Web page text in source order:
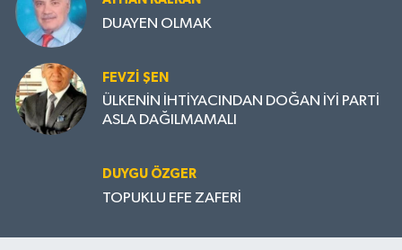
DUAYEN OLMAK
FEVZI ŞEN
ÜLKENİN İHTİYACINDAN DOĞAN İYİ PARTİ
ASLA DAĞILMAMALI
DUYGU ÖZGER
TOPUKLU EFE ZAFERİ